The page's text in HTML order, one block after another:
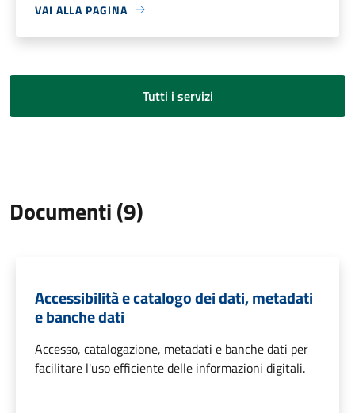
VAI ALLA PAGINA
Tutti i servizi
Documenti (9)
Accessibilità e catalogo dei dati, metadati
e banche dati
Accesso, catalogazione, metadati e banche dati per
facilitare l'uso efficiente delle informazioni digitali.